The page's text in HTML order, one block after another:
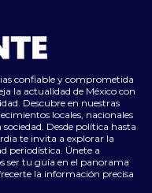
confiable y comprometida
la actualidad de México con
Descubre en nuestras
locales, nacionales
Desde política hasta
te invita a explorar la
periodística. Únete a
ser tu guía en el panorama
la información precisa